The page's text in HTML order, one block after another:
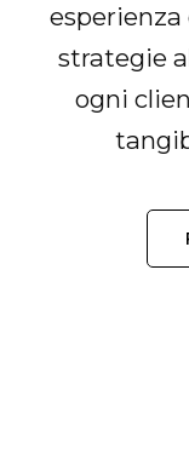
strategie
ogni